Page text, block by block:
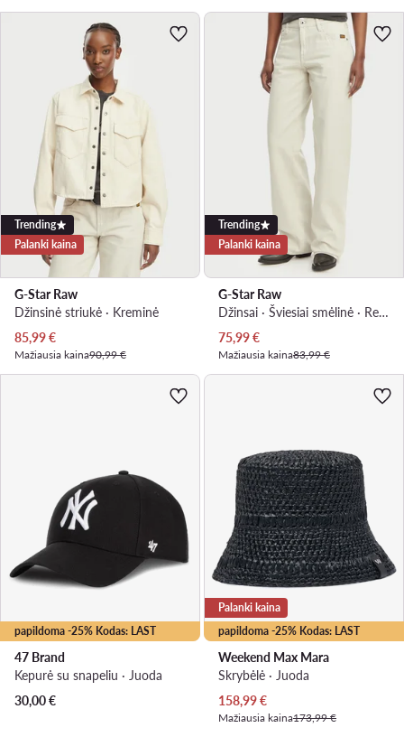
Trending
Palanki kaina
G-Star Raw
Džinsinė striukė · Kreminė
Dabartinė kaina
85,99€
Mažiausia kaina90,99 €
Trending
Palanki kaina
G-Star Raw
Džinsai · Šviesiai smėlinė · Relaxed Fit
Dabartinė kaina
75,99€
Mažiausia kaina83,99 €
papildoma -25% Kodas: LAST
47 Brand
Kepurė su snapeliu · Juoda
30,00€
papildoma -25% Kodas: LAST
Palanki kaina
Weekend Max Mara
Skrybėlė · Juoda
Dabartinė kaina
158,99€
Mažiausia kaina173,99 €